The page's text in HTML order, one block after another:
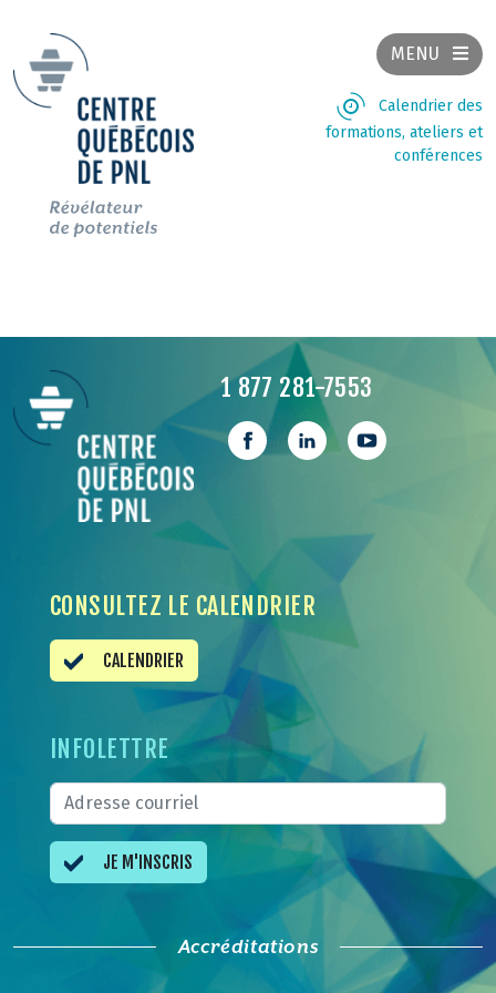
MENU
Calendrier des
formations, ateliers et
conférences
1 877 281-7553
CONSULTEZ LE CALENDRIER
CALENDRIER
INFOLETTRE
JE M'INSCRIS
Accréditations